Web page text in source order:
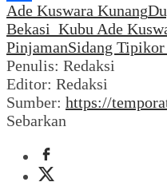
Share
Ade Kuswara Kunang
Bekasi Kubu Ade
PinjamanSidang
Penulis: Redaksi
Editor: Redaksi
Sumber: https://
Sebarkan